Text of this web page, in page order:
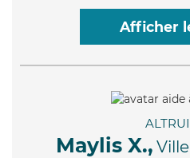
Afficher
Maylis X.,